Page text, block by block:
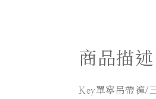
商品描述
Key單寧吊帶褲/